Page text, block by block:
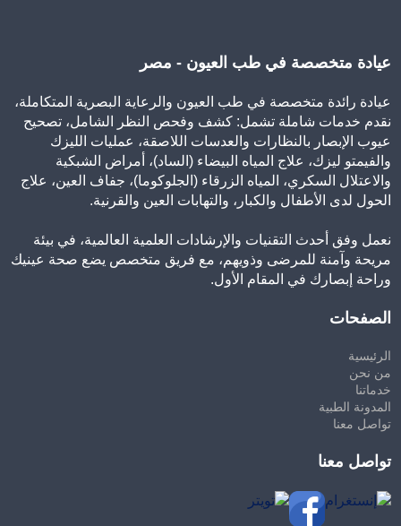
عيادة متخصصة في طب العيون - مصر
عيادة رائدة متخصصة في طب العيون والرعاية البصرية المتكاملة،
نقدم خدمات شاملة تشمل: كشف وفحص النظر الشامل، تصحيح
عيوب الإبصار بالنظارات والعدسات اللاصقة، عمليات الليزك
والفيمتو ليزك، علاج المياه البيضاء (الساد)، أمراض الشبكية
والاعتلال السكري، المياه الزرقاء (الجلوكوما)، جفاف العين، علاج
الحول لدى الأطفال والكبار، والتهابات العين والقرنية.
نعمل وفق أحدث التقنيات والإرشادات العلمية العالمية، في بيئة
مريحة وآمنة للمرضى وذويهم، مع فريق متخصص يضع صحة عينيك
وراحة إبصارك في المقام الأول.
الصفحات
الرئيسية
من نحن
خدماتنا
المدونة الطبية
تواصل معنا
تواصل معنا